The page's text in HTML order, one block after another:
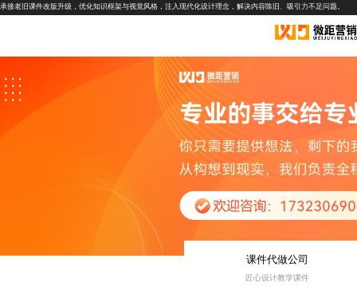
承接老旧课件改版升级，优化知识框架与视觉风格，注入现代化设计理念，解决内容陈旧、吸引力不足问题。
课件代做公司
匠心设计教学课件